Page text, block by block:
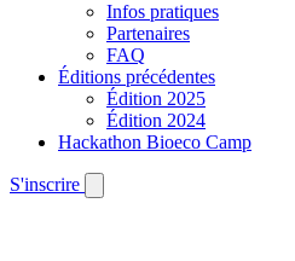
Infos pratiques
Partenaires
FAQ
Éditions précédentes
Édition 2025
Édition 2024
Hackathon Bioeco Camp
S'inscrire